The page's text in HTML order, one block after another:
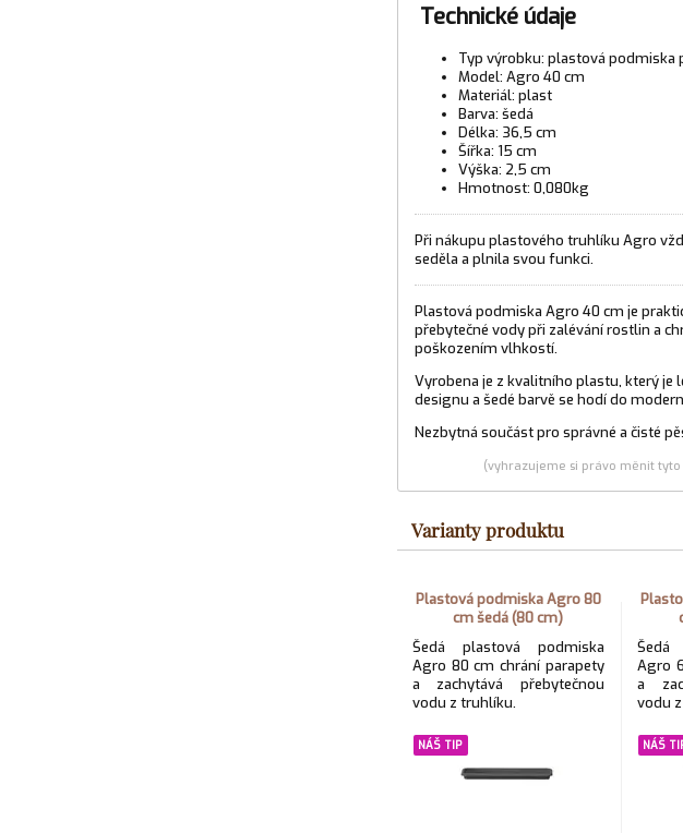
Technické údaje
Typ výrobku: plastová podmiska
Model: Agro 40 cm
Materiál: plast
Barva: šedá
Délka: 36,5 cm
Šířka: 15 cm
Výška: 2,5 cm
Hmotnost: 0,080kg
Při nákupu plastového truhlíku Agro
seděla a plnila svou funkci.
Plastová podmiska Agro 40 cm je
přebytečné vody při zalévání rostlin a
poškozením vlhkostí.
Vyrobena je z kvalitního plastu, který je
designu a šedé barvě se hodí do
Nezbytná součást pro správné a čisté
(vyhrazujeme si právo měnit
Varianty produktu
Plastová podmiska Agro 80
cm šedá (80 cm)
Šedá plastová podmiska
Agro 80 cm chrání parapety
a zachytává přebytečnou
vodu z truhlíku.
NÁŠ TIP
Šedá
Agro
a
vodu
NÁŠ